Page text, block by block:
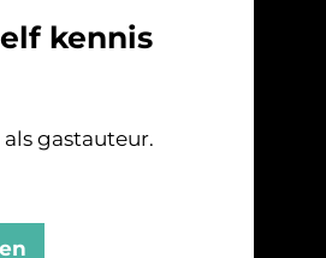
kennis
als gastauteur.